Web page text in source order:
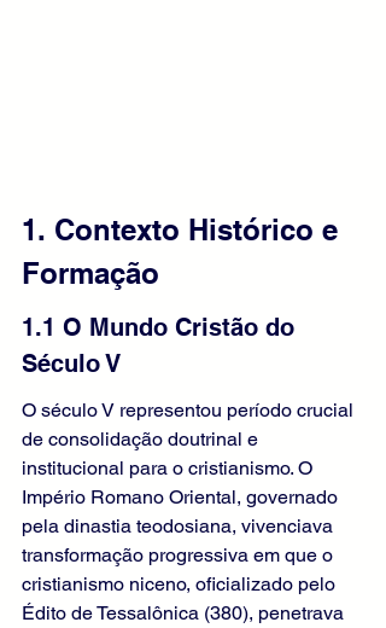
1. Contexto Histórico e
Formação
1.1 O Mundo Cristão do
Século V
O século V representou período crucial
de consolidação doutrinal e
institucional para o cristianismo. O
Império Romano Oriental, governado
pela dinastia teodosiana, vivenciava
transformação progressiva em que o
cristianismo niceno, oficializado pelo
Édito de Tessalônica (380), penetrava